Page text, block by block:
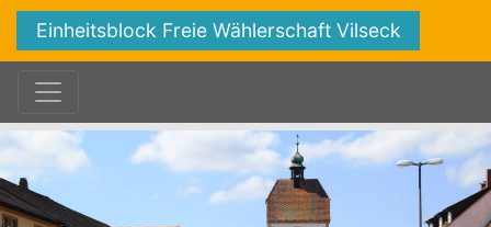
Einheitsblock Freie Wählerschaft Vilseck